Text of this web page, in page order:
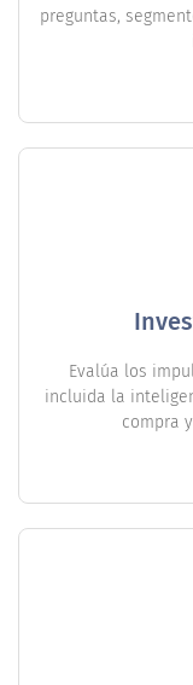
preguntas,
Evalúa los
incluida la
compra